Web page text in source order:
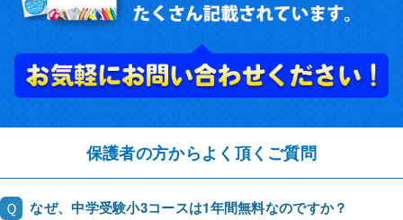
保護者の方からよく頂くご質問
Ｑ なぜ、中学受験小3コースは1年間無料なのですか？